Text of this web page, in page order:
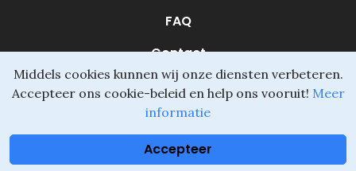
FAQ
Contact
Middels cookies kunnen wij onze diensten verbeteren.
Accepteer ons cookie-beleid en help ons vooruit! Meer
informatie
Accepteer